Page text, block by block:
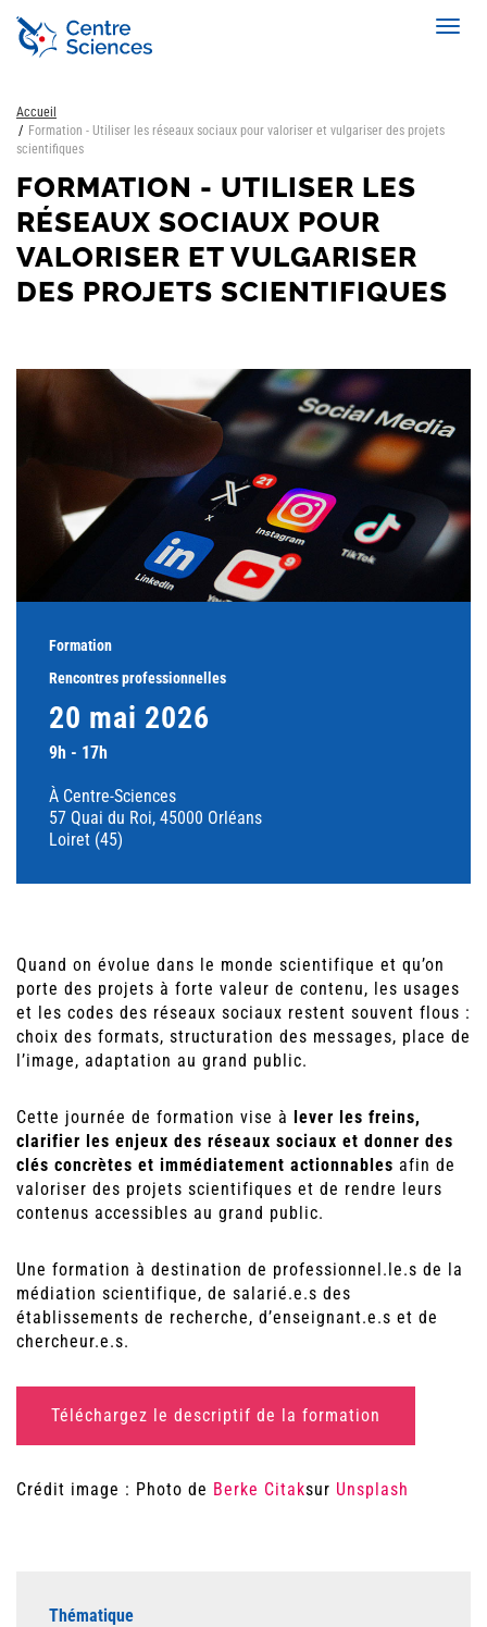
Aller
contenu
Accueil
Formation - Utiliser les réseaux sociaux pour valoriser et vulgariser des projets
scientifiques
FORMATION - UTILISER LES
RÉSEAUX SOCIAUX POUR
VALORISER ET VULGARISER
DES PROJETS SCIENTIFIQUES
Formation
Rencontres professionnelles
20 mai 2026
9h - 17h
À Centre-Sciences
57 Quai du Roi, 45000 Orléans
Loiret (45)
Quand on évolue dans le monde scientifique et qu’on
porte des projets à forte valeur de contenu, les usages
et les codes des réseaux sociaux restent souvent flous :
choix des formats, structuration des messages, place de
l’image, adaptation au grand public.
Cette journée de formation vise à lever les freins,
clarifier les enjeux des réseaux sociaux et donner des
clés concrètes et immédiatement actionnables afin de
valoriser des projets scientifiques et de rendre leurs
contenus accessibles au grand public.
Une formation à destination de professionnel.le.s de la
médiation scientifique, de salarié.e.s des
établissements de recherche, d’enseignant.e.s et de
chercheur.e.s.
Téléchargez le descriptif de la formation
Crédit image : Photo de Berke Citaksur Unsplash
Thématique